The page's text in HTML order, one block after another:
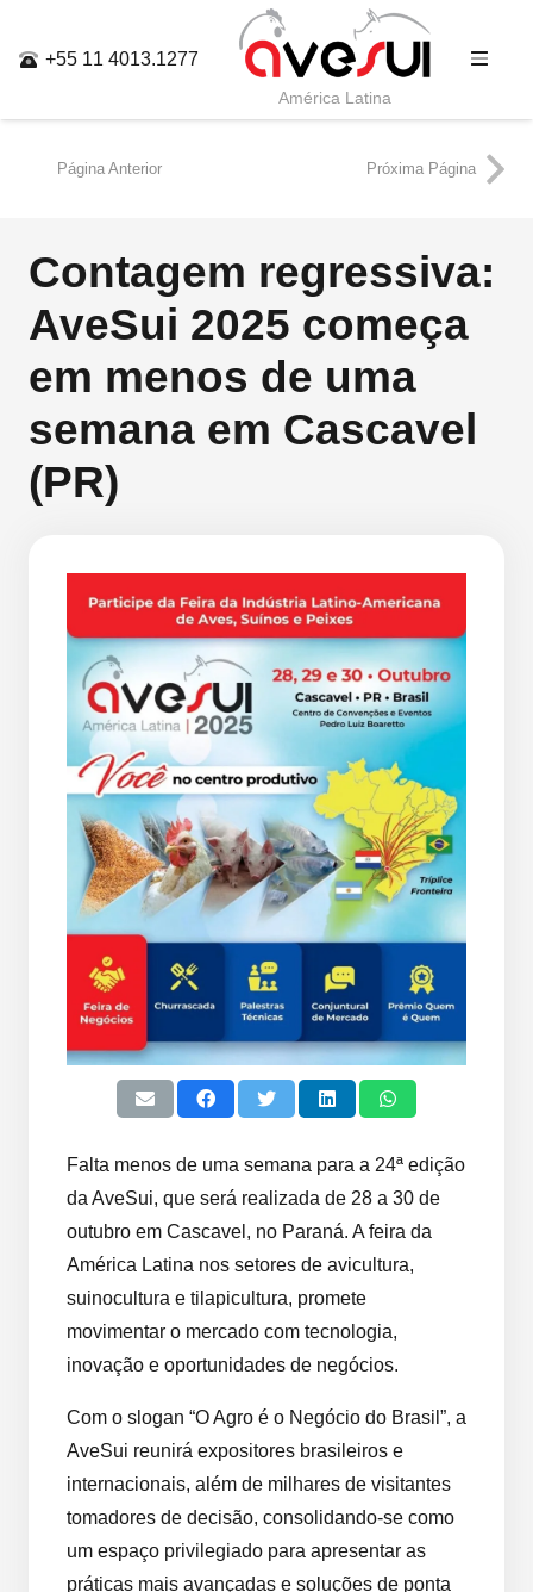
+55 11 4013.1277
América Latina
Página Anterior Próxima Página
Contagem regressiva:
AveSui 2025 começa
em menos de uma
semana em Cascavel
(PR)
Falta menos de uma semana para a 24ª edição
da AveSui, que será realizada de 28 a 30 de
outubro em Cascavel, no Paraná. A feira da
América Latina nos setores de avicultura,
suinocultura e tilapicultura, promete
movimentar o mercado com tecnologia,
inovação e oportunidades de negócios.
Com o slogan “O Agro é o Negócio do Brasil”, a
AveSui reunirá expositores brasileiros e
internacionais, além de milhares de visitantes
tomadores de decisão, consolidando-se como
um espaço privilegiado para apresentar as
práticas mais avançadas e soluções de ponta